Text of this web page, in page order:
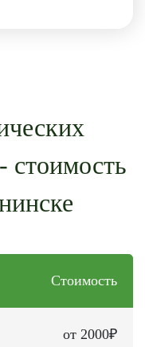
стоимость
Стоимость
от 2000₽